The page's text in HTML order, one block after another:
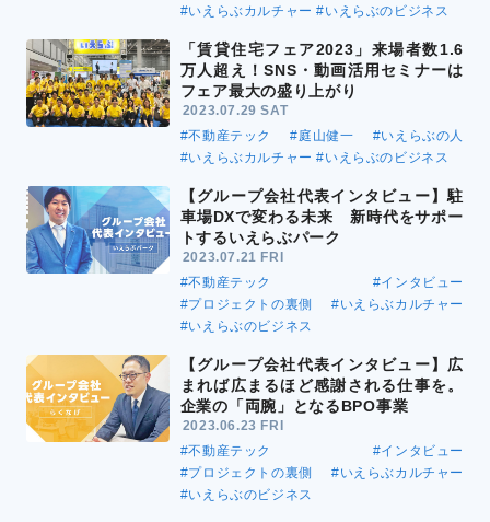
#いえらぶカルチャー #いえらぶのビジネス
「賃貸住宅フェア2023」来場者数1.6
万人超え！SNS・動画活用セミナーは
フェア最大の盛り上がり
2023.07.29 SAT
#不動産テック
#庭山健一
#いえらぶの人
#いえらぶカルチャー #いえらぶのビジネス
【グループ会社代表インタビュー】駐
車場DXで変わる未来 新時代をサポー
トするいえらぶパーク
2023.07.21 FRI
#不動産テック
#インタビュー
#プロジェクトの裏側
#いえらぶカルチャー
#いえらぶのビジネス
【グループ会社代表インタビュー】広
まれば広まるほど感謝される仕事を。
企業の「両腕」となるBPO事業
2023.06.23 FRI
#不動産テック
#インタビュー
#プロジェクトの裏側
#いえらぶカルチャー
#いえらぶのビジネス